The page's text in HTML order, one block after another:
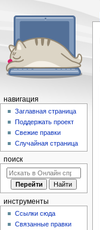
навигация
Заглавная страница
Поддержать проект
Свежие правки
Случайная страница
поиск
инструменты
Ссылки сюда
Связанные правки